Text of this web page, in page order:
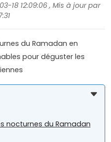
18 12:09:06 , Mis à jour par
du Ramadan en
pour déguster les
nocturnes du Ramadan